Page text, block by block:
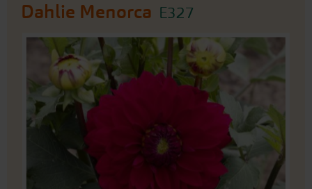
Dahlie Menorca E327
An
Bildergalerie
springen